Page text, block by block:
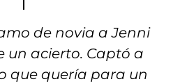
de novia a Jenni
un acierto. Captó a
que quería para un